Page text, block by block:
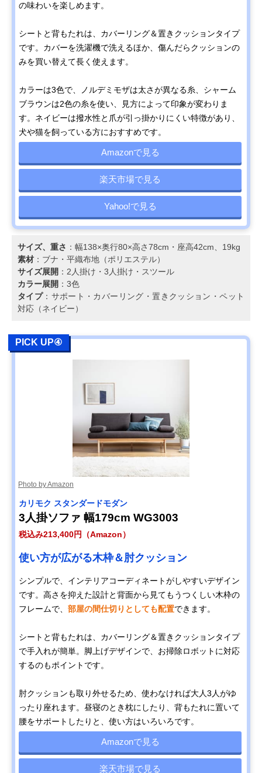
の味わいを楽しめます。
シートと背もたれは、カバーリング＆置きクッションタイプ
です。カバーを洗濯機で洗えるほか、傷んだらクッションの
みを買い替えて長く使えます。
カラーは3色で、ノルデミモザは太さが異なる糸、シャーム
ブラウンは2色の糸を使い、見方によって印象が変わりま
す。ネイビーは撥水性と爪が引っ掛かりにくい特徴があり、
犬や猫を飼っている方におすすめです。
Amazonで見る
楽天市場で見る
Yahoo!で見る
サイズ、重さ ：幅138×奥行80×高さ78cm・座高42cm、19kg
素材 ：ブナ・平織布地（ポリエステル）
サイズ展開 ：2人掛け・3人掛け・スツール
カラー展開 ：3色
タイプ：サポート・カバーリング・置きクッション・ペット
対応（ネイビー）
PICK UP④
Photo by Amazon
カリモク スタンダードモダン
3人掛ソファ 幅179cm WG3003
税込み213,400円（Amazon）
使い方が広がる木枠＆肘クッション
シンプルで、インテリアコーディネートがしやすいデザイン
です。高さを抑えた設計と背面から見てもうつくしい木枠の
フレームで、 部屋の間仕切りとしても配置できます。
シートと背もたれは、カバーリング＆置きクッションタイプ
で手入れが簡単。脚上げデザインで、お掃除ロボットに対応
するのもポイントです。
肘クッションも取り外せるため、使わなければ大人3人がゆ
ったり座れます。昼寝のとき枕にしたり、背もたれに置いて
腰をサポートしたりと、使い方はいろいろです。
Amazonで見る
楽天市場で見る